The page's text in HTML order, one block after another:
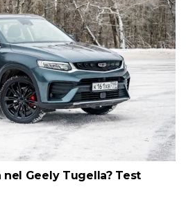
nel Geely Tugella? Test